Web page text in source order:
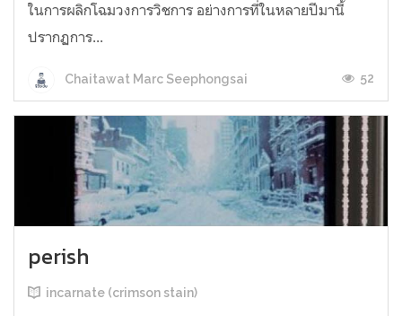
ในการผลิกโฉมวงการวิชการ อย่างการที่ในหลายปีมานี้
ปรากฏการ...
Chaitawat Marc Seephongsai 52
perish
incarnate (crimson stain)